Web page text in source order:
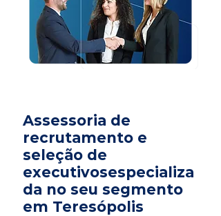
Assessoria de
recrutamento e
seleção de
executivosespecializa
da no seu segmento
em Teresópolis